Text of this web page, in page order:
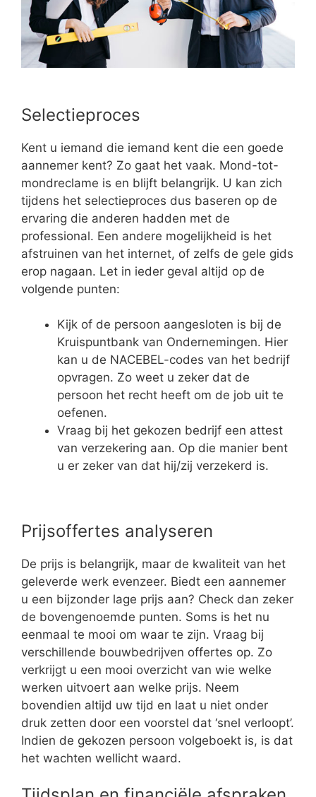
Selectieproces
Kent u iemand die iemand kent die een goede
aannemer kent? Zo gaat het vaak. Mond-tot-
mondreclame is en blijft belangrijk. U kan zich
tijdens het selectieproces dus baseren op de
ervaring die anderen hadden met de
professional. Een andere mogelijkheid is het
afstruinen van het internet, of zelfs de gele gids
erop nagaan. Let in ieder geval altijd op de
volgende punten:
Kijk of de persoon aangesloten is bij de
Kruispuntbank van Ondernemingen. Hier
kan u de NACEBEL-codes van het bedrijf
opvragen. Zo weet u zeker dat de
persoon het recht heeft om de job uit te
oefenen.
Vraag bij het gekozen bedrijf een attest
van verzekering aan. Op die manier bent
u er zeker van dat hij/zij verzekerd is.
Prijsoffertes analyseren
De prijs is belangrijk, maar de kwaliteit van het
geleverde werk evenzeer. Biedt een aannemer
u een bijzonder lage prijs aan? Check dan zeker
de bovengenoemde punten. Soms is het nu
eenmaal te mooi om waar te zijn. Vraag bij
verschillende bouwbedrijven offertes op. Zo
verkrijgt u een mooi overzicht van wie welke
werken uitvoert aan welke prijs. Neem
bovendien altijd uw tijd en laat u niet onder
druk zetten door een voorstel dat ‘snel verloopt’.
Indien de gekozen persoon volgeboekt is, is dat
het wachten wellicht waard.